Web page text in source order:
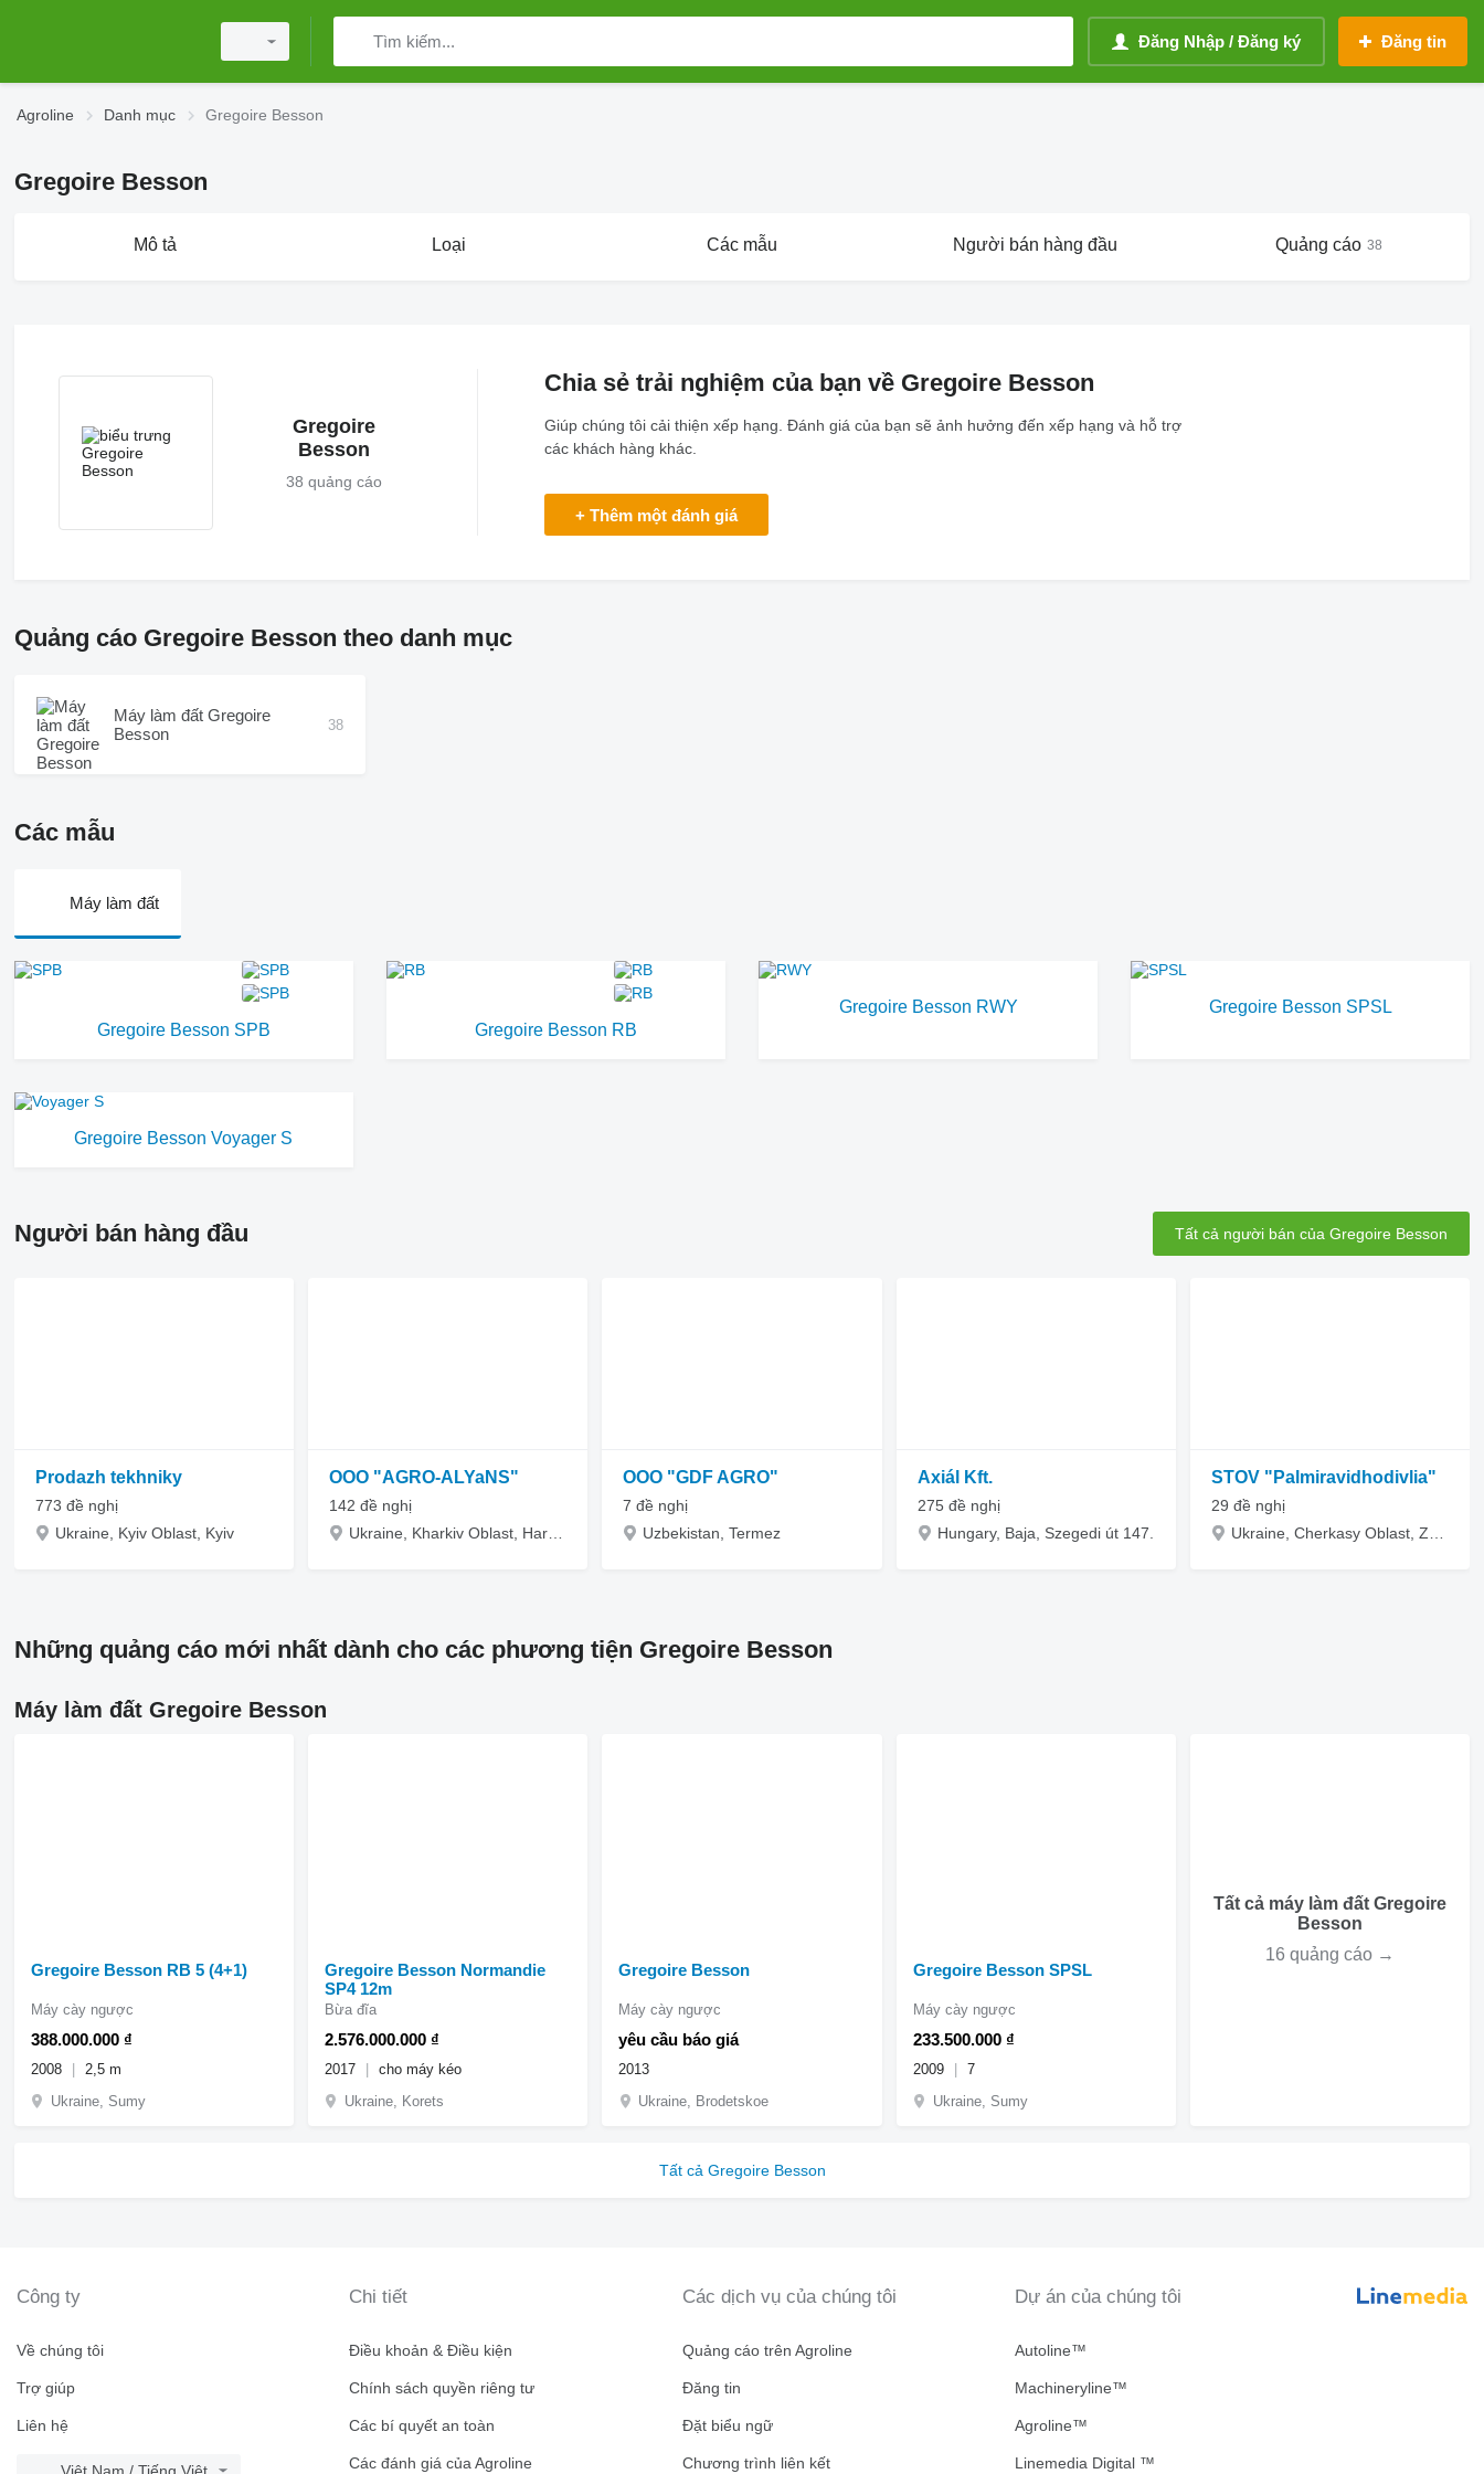
Đăng Nhập / Đăng ký Đăng tin
Agroline Danh mục Gregoire Besson
Gregoire Besson
Mô tả Loại Các mẫu Người bán hàng đầu Quảng cáo 38
Gregoire
Besson
38 quảng cáo
Chia sẻ trải nghiệm của bạn về Gregoire Besson
Giúp chúng tôi cải thiện xếp hạng. Đánh giá của bạn sẽ ảnh hưởng đến xếp hạng và hỗ trợ
các khách hàng khác.
+ Thêm một đánh giá
Quảng cáo Gregoire Besson theo danh mục
Máy làm đất Gregoire
Besson
38
Các mẫu
Máy làm đất
Gregoire Besson SPB Gregoire Besson RB
Gregoire Besson RWY Gregoire Besson SPSL
Gregoire Besson Voyager S
Người bán hàng đầu Tất cả người bán của Gregoire Besson
Prodazh tekhniky
773 đề nghị
Ukraine, Kyiv Oblast, Kyiv
OOO "AGRO-ALYaNS"
142 đề nghị
OOO "GDF AGRO"
7 đề nghị
Uzbekistan, Termez
Axiál Kft.
275 đề nghị
Hungary, Baja, Szegedi út 147.
STOV "Palmiravidhodivlia"
29 đề nghị
Những quảng cáo mới nhất dành cho các phương tiện Gregoire Besson
Máy làm đất Gregoire Besson
Gregoire Besson RB 5 (4+1)
388.000.000 ₫
Máy cày ngược
2008
2,5 m
Ukraine, Sumy
Gregoire Besson Normandie
SP4 12m
2.576.000.000 ₫
Bừa đĩa
2017
cho máy kéo
Ukraine, Korets
Gregoire Besson
yêu cầu báo giá
Máy cày ngược
2013
Ukraine, Brodetskoe
Gregoire Besson SPSL
233.500.000 ₫
Máy cày ngược
2009
7
Ukraine, Sumy
Tất cả máy làm đất Gregoire
Besson
16 quảng cáo →
Tất cả Gregoire Besson
Công ty
Về chúng tôi
Trợ giúp
Liên hệ
Chi tiết
Điều khoản & Điều kiện
Chính sách quyền riêng tư
Các bí quyết an toàn
Các đánh giá của Agroline
Các dịch vụ của chúng tôi
Quảng cáo trên Agroline
Đăng tin
Đặt biểu ngữ
Chương trình liên kết
Dự án của chúng tôi
Autoline™
Machineryline™
Agroline™
Linemedia Digital ™